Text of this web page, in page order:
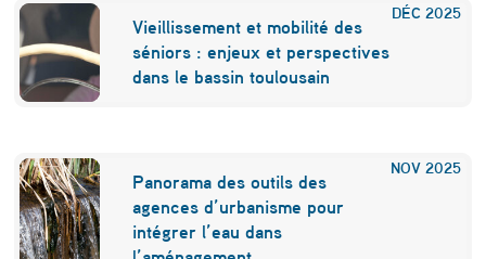
DÉC 2025
Vieillissement et mobilité des
séniors : enjeux et perspectives
dans le bassin toulousain
NOV 2025
Panorama des outils des
agences d’urbanisme pour
intégrer l’eau dans